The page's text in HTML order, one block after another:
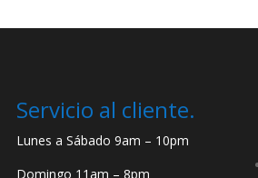
Servicio al cliente.
Lunes a Sábado 9am – 10pm
Domingo 11am – 8pm